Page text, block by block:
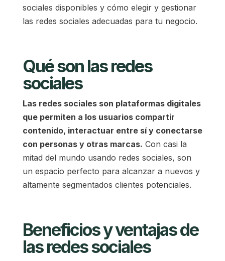
sociales disponibles y cómo elegir y gestionar
las redes sociales adecuadas para tu negocio.
Qué son las redes
sociales
Las redes sociales son plataformas digitales
que permiten a los usuarios compartir
contenido, interactuar entre sí y conectarse
con personas y otras marcas. Con casi la
mitad del mundo usando redes sociales, son
un espacio perfecto para alcanzar a nuevos y
altamente segmentados clientes potenciales.
Beneficios y ventajas de
las redes sociales